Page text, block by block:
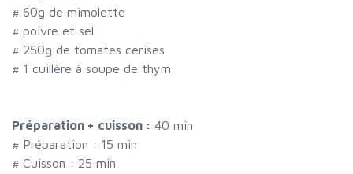
# 60g de mimolette
# poivre et sel
# 250g de tomates cerises
# 1 cuillère à soupe de thym
Préparation + cuisson : 40 min
# Préparation : 15 min
# Cuisson : 25 min